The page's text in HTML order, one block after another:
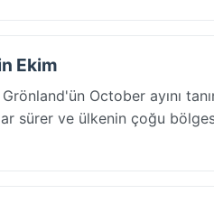
Ekim
October ayını
sürer ve ülkenin çoğu